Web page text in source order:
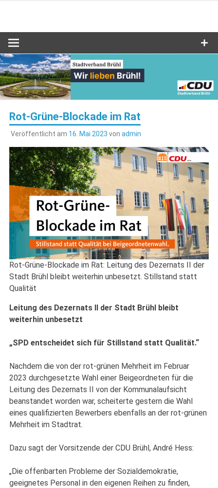
CDU Brühl
Rot-Grüne-Blockade im Rat
Veröffentlicht am 16. Mai 2023 von admin
Rot-Grüne-Blockade im Rat: Leitung des Dezernats II der
Stadt Brühl bleibt weiterhin unbesetzt. Stillstand statt
Qualität
Leitung des Dezernats II der Stadt Brühl bleibt
weiterhin unbesetzt
„SPD entscheidet sich für Stillstand statt Qualität.“
Nachdem die von der rot-grünen Mehrheit im Februar
2023 durchgesetzte Wahl einer Beigeordneten für die
Leitung des Dezernats II von der Kommunalaufsicht
beanstandet worden war, scheiterte gestern die Wahl
eines qualifizierten Bewerbers ebenfalls an der rot-grünen
Mehrheit im Stadtrat.
Dazu sagt der Vorsitzende der CDU Brühl, André Hess:
„Die offenbarten Probleme der Sozialdemokratie,
geeignetes Personal in den eigenen Reihen zu finden,